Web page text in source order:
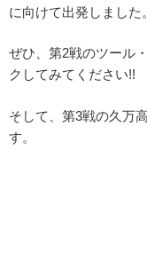
に向けて出発しました。
ぜひ、第2戦のツール
クしてみてください!!
そして、第3戦の久万
す。